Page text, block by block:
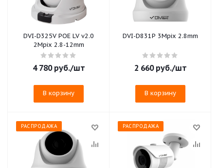
DVI-D325V POE LV v2.0
2Mpix 2.8-12mm
4 780руб./шт
В корзину
DVI-D831P 3Mpix 2.8mm
2 660руб./шт
В корзину
РАСПРОДАЖА РАСПРОДАЖА